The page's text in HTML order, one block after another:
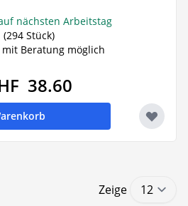
nächsten Arbeitstag
(294 Stück)
Beratung möglich
38.60
Zeige